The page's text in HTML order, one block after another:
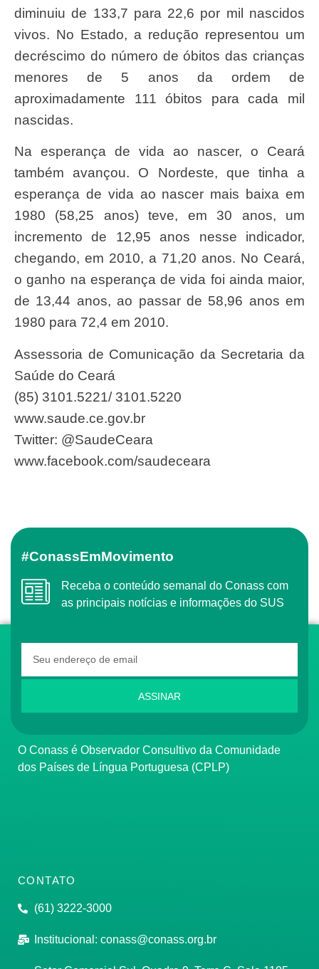
diminuiu de 133,7 para 22,6 por mil nascidos
vivos. No Estado, a redução representou um
decréscimo do número de óbitos das crianças
menores de 5 anos da ordem de
aproximadamente 111 óbitos para cada mil
nascidas.
Na esperança de vida ao nascer, o Ceará
também avançou. O Nordeste, que tinha a
esperança de vida ao nascer mais baixa em
1980 (58,25 anos) teve, em 30 anos, um
incremento de 12,95 anos nesse indicador,
chegando, em 2010, a 71,20 anos. No Ceará,
o ganho na esperança de vida foi ainda maior,
de 13,44 anos, ao passar de 58,96 anos em
1980 para 72,4 em 2010.
Assessoria de Comunicação da Secretaria da
Saúde do Ceará
(85) 3101.5221/ 3101.5220
www.saude.ce.gov.br
Twitter: @SaudeCeara
www.facebook.com/saudeceara
#ConassEmMovimento
Receba o conteúdo semanal do Conass com
as principais notícias e informações do SUS
ASSINAR
O Conass é Observador Consultivo da Comunidade
dos Países de Língua Portuguesa (CPLP)
CONTATO
(61) 3222-3000
Institucional: conass@conass.org.br